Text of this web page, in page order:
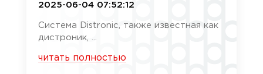
2025-06-04 07:52:12
Система Distronic, также известная как
дистроник, ...
читать полностью